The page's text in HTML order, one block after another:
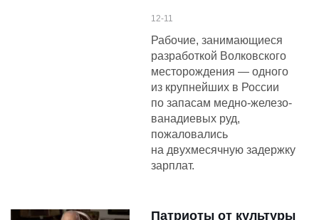
12-11
Рабочие, занимающиеся
разработкой Волковского
месторождения — одного
из крупнейших в России
по запасам медно-железо-
ванадиевых руд,
пожаловались
на двухмесячную задержку
зарплат.
Патриоты от культуры